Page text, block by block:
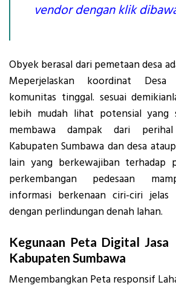
vendor dengan klik
Obyek berasal dari pemetaan desa
Meperjelaskan koordinat Desa
komunitas tinggal. sesuai
lebih mudah lihat potensial yang
membawa dampak dari
Kabupaten Sumbawa dan desa
lain yang berkewajiban terhadap
perkembangan pedesaan
informasi berkenaan ciri-ciri jelas
dengan perlindungan denah lahan.
Kegunaan Peta Digital Jasa
Kabupaten Sumbawa
Mengembangkan Peta responsif